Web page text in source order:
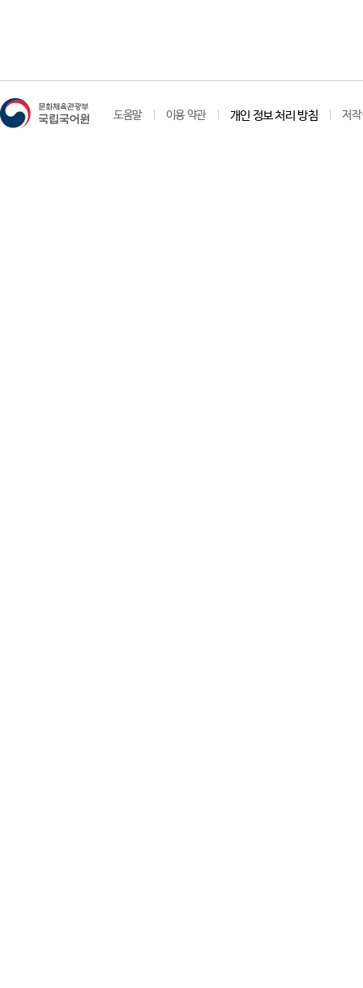
도움말 이용 약관 개인 정보 처리 방침 저